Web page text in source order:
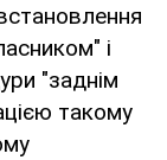
і
"заднім
такому